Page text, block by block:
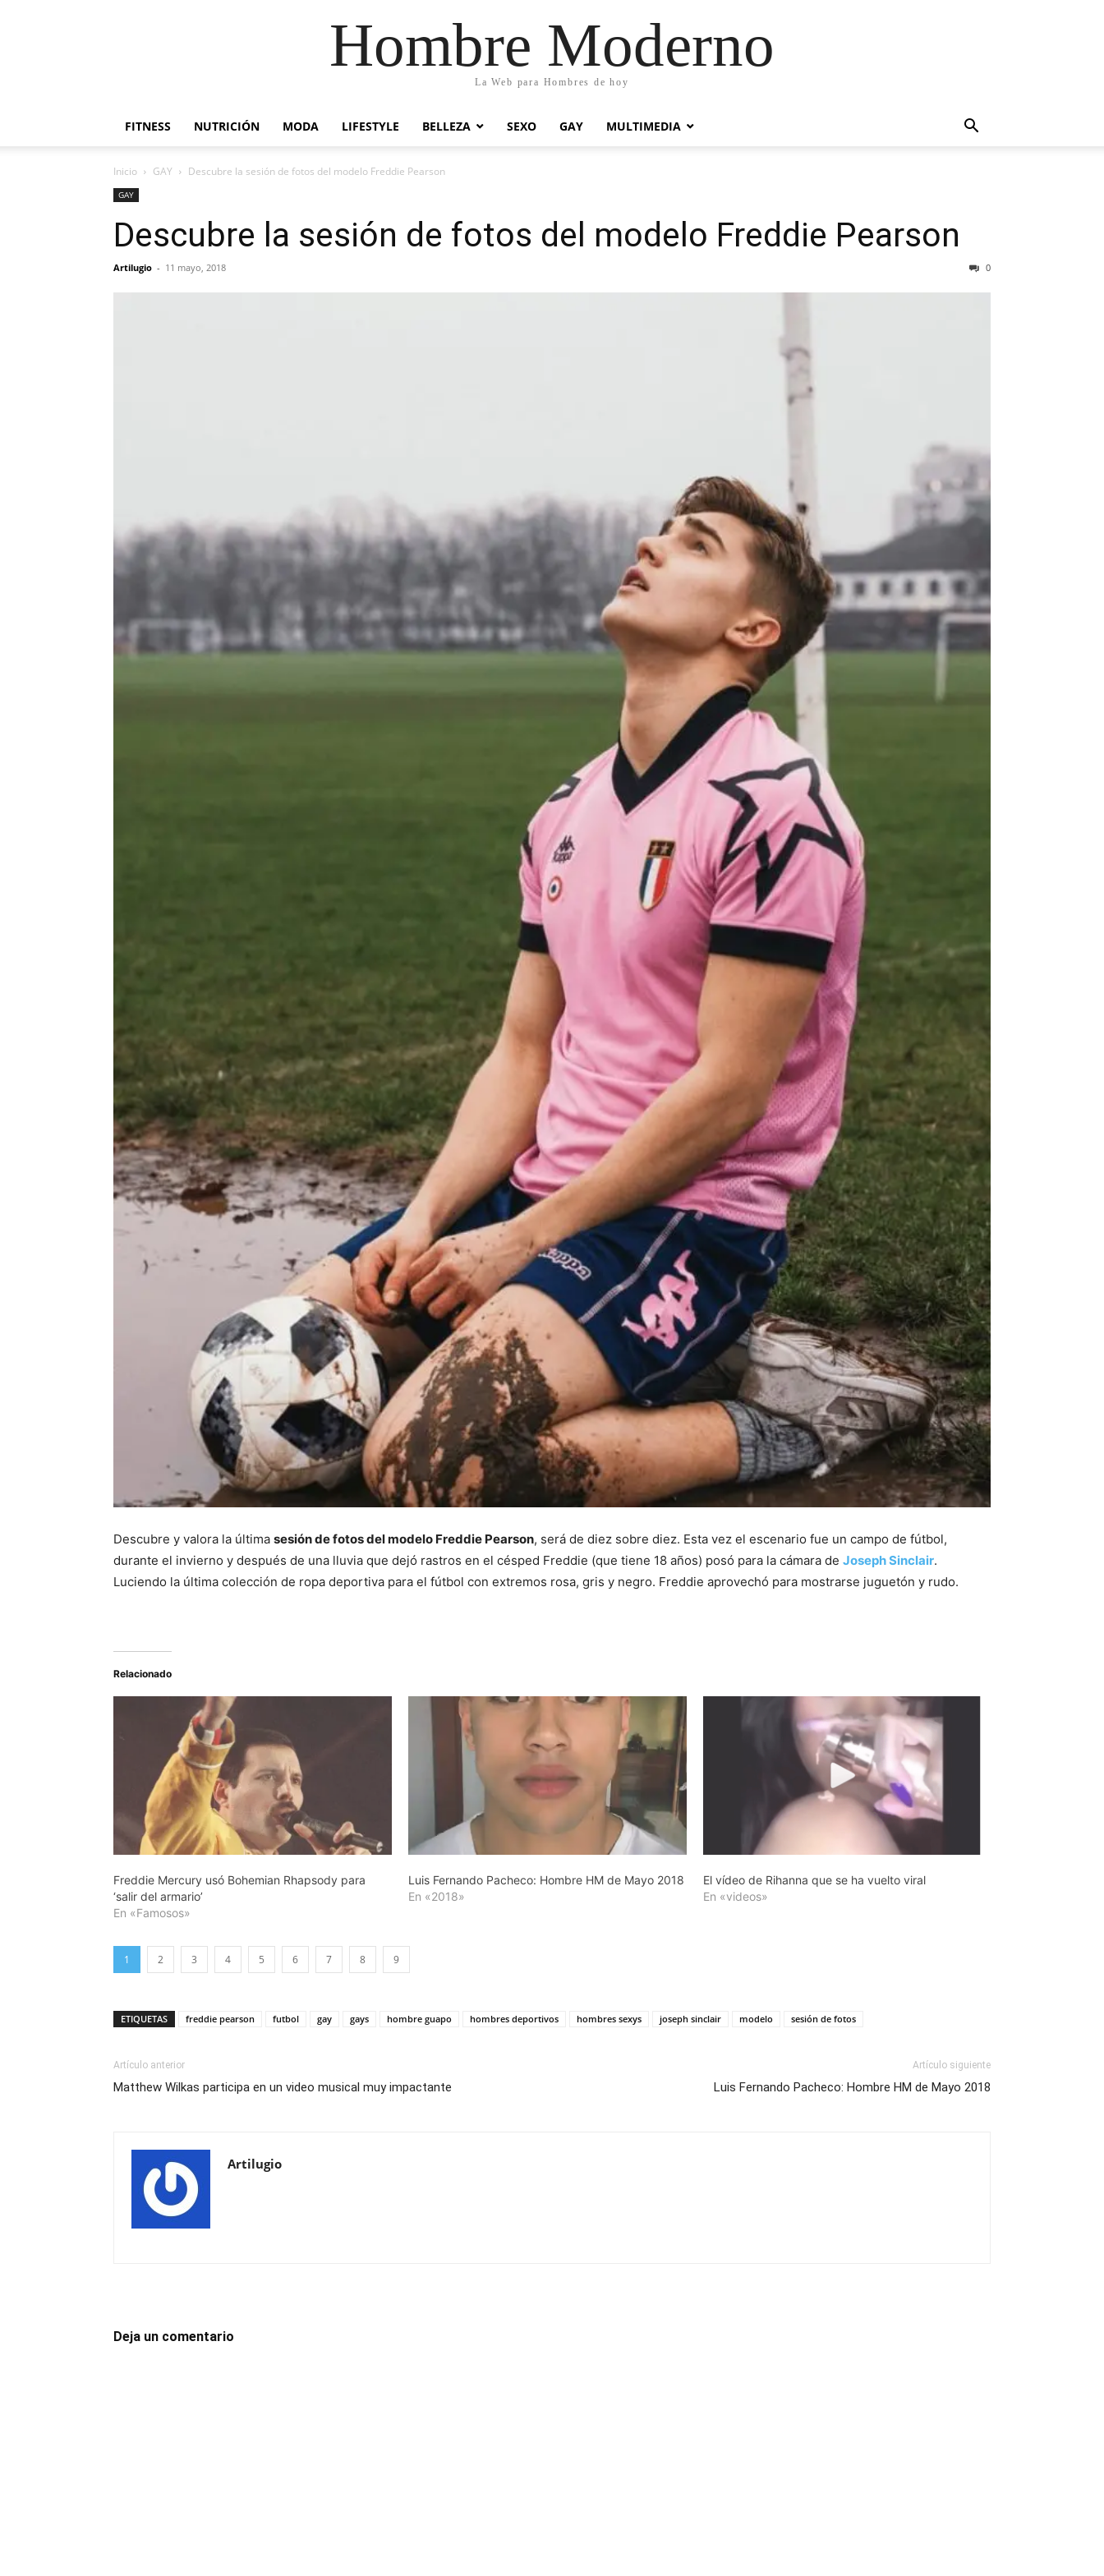
Hombre Moderno
La Web para Hombres de hoy
FITNESS NUTRICIÓN MODA LIFESTYLE BELLEZA SEXO GAY MULTIMEDIA
Inicio GAY Descubre la sesión de fotos del modelo Freddie Pearson
GAY
Descubre la sesión de fotos del modelo Freddie Pearson
Artilugio - 11 mayo, 2018 0
Descubre y valora la última sesión de fotos del modelo Freddie Pearson, será de diez sobre diez. Esta vez el escenario fue un campo de fútbol,
durante el invierno y después de una lluvia que dejó rastros en el césped Freddie (que tiene 18 años) posó para la cámara de Joseph Sinclair.
Luciendo la última colección de ropa deportiva para el fútbol con extremos rosa, gris y negro. Freddie aprovechó para mostrarse juguetón y rudo.
Relacionado
Freddie Mercury usó Bohemian Rhapsody para
‘salir del armario’
En «Famosos»
Luis Fernando Pacheco: Hombre HM de Mayo 2018
En «2018»
El vídeo de Rihanna que se ha vuelto viral
En «videos»
1 2 3 4 5 6 7 8 9
ETIQUETAS freddie pearson futbol gay gays hombre guapo hombres deportivos hombres sexys joseph sinclair modelo sesión de fotos
Artículo anterior
Matthew Wilkas participa en un video musical muy impactante
Artículo siguiente
Luis Fernando Pacheco: Hombre HM de Mayo 2018
Artilugio
Deja un comentario